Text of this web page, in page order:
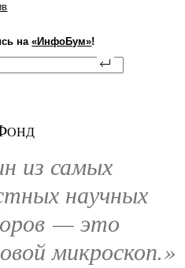
на«ИнфоБум»!
из самых
научных
— это
микроскоп.»